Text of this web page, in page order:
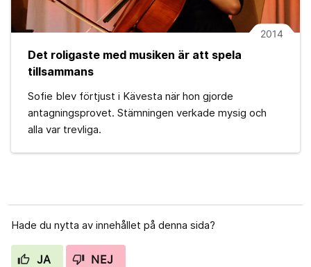
2014
Det roligaste med musiken är att spela
tillsammans
Sofie blev förtjust i Kävesta när hon gjorde
antagningsprovet. Stämningen verkade mysig och
alla var trevliga.
Hade du nytta av innehållet på denna sida?
JA NEJ